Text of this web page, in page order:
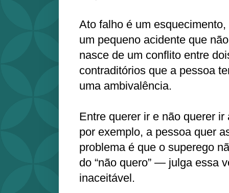
Ato falho é um
um pequeno acidente que
nasce de um conflito entre
contraditórios que a pessoa
uma ambivalência.
Entre querer ir e não querer
por exemplo, a pessoa quer
problema é que o superego
do “não quero” — julga essa
inaceitável.